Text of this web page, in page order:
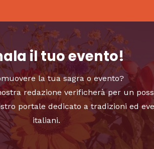
il tuo evento!
la tua sagra o evento?
redazione verificherà per un
portale dedicato a tradizioni ed
italiani.